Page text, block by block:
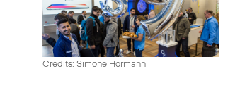
Credits: Simone Hörmann